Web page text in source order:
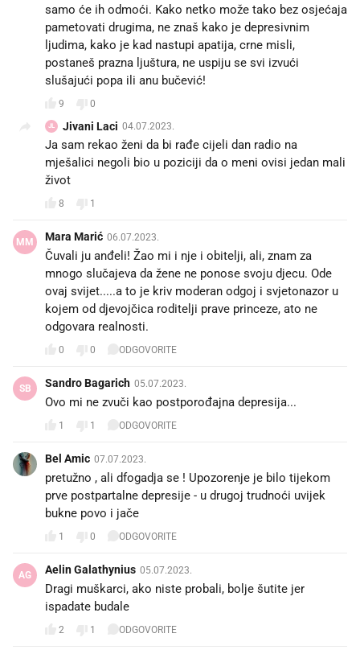
samo će ih odmoći. Kako netko može tako bez osjećaja
pametovati drugima, ne znaš kako je depresivnim
ljudima, kako je kad nastupi apatija, crne misli,
postaneš prazna ljuštura, ne uspiju se svi izvući
slušajući popa ili anu bučević!
9 0
JL Jivani Laci 04.07.2023.
Ja sam rekao ženi da bi rađe cijeli dan radio na
mješalici negoli bio u poziciji da o meni ovisi jedan mali
život
8 1
MM Mara Marić 06.07.2023.
Čuvali ju anđeli! Žao mi i nje i obitelji, ali, znam za
mnogo slučajeva da žene ne ponose svoju djecu. Ode
ovaj svijet.....a to je kriv moderan odgoj i svjetonazor u
kojem od djevojčica roditelji prave princeze, ato ne
odgovara realnosti.
0 0 ODGOVORITE
SB Sandro Bagarich 05.07.2023.
Ovo mi ne zvuči kao postporođajna depresija...
1 1 ODGOVORITE
Bel Amic 07.07.2023.
pretužno , ali dfogadja se ! Upozorenje je bilo tijekom
prve postpartalne depresije - u drugoj trudnoći uvijek
bukne povo i jače
1 0 ODGOVORITE
AG Aelin Galathynius 05.07.2023.
Dragi muškarci, ako niste probali, bolje šutite jer
ispadate budale
2 1 ODGOVORITE